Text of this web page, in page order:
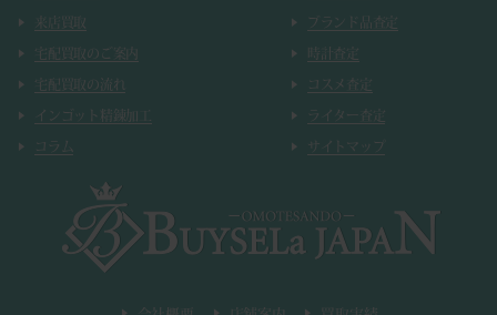
来店買取
宅配買取のご案内
宅配買取の流れ
インゴット精錬加工
コラム
ブランド品査定
時計査定
コスメ査定
ライター査定
サイトマップ